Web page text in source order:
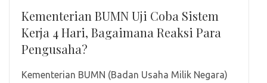
Kementerian BUMN Uji Coba Sistem
Kerja 4 Hari, Bagaimana Reaksi Para
Pengusaha?
Kementerian BUMN (Badan Usaha Milik Negara)